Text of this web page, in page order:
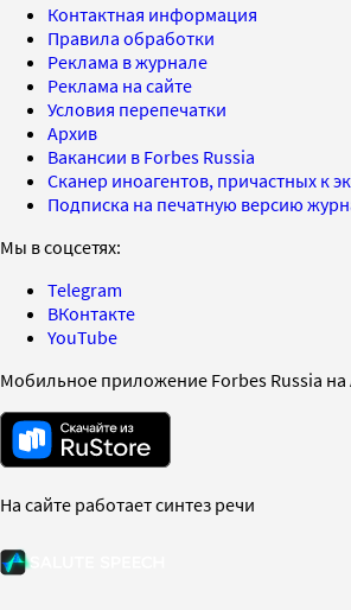
Контактная информация
Правила обработки
Реклама в журнале
Реклама на сайте
Условия перепечатки
Архив
Вакансии в Forbes Russia
Сканер иноагентов, причастных к
Подписка на печатную версию
Мы в соцсетях:
Telegram
ВКонтакте
YouTube
Мобильное приложение Forbes Russia
На сайте работает синтез речи